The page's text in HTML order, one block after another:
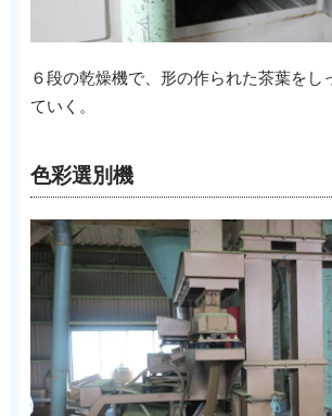
６段の乾燥機で、形の作られた茶葉をし
ていく。
色彩選別機